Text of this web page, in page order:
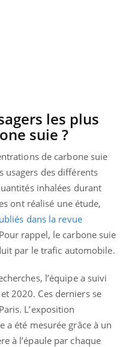
les plus
suie ?
de carbone suie
usagers des différents
inhalées durant
ont réalisé une étude,
dans la revue
rappel, le carbone suie
par le trafic automobile.
l’équipe a suivi
2020. Ces derniers se
L’exposition
a été mesurée grâce à un
à l’épaule par chaque